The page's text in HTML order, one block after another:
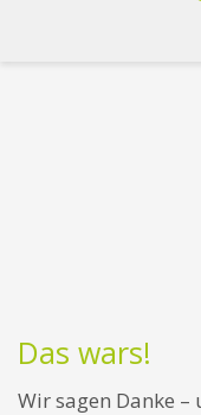
Das wars!
Wir sagen Danke –